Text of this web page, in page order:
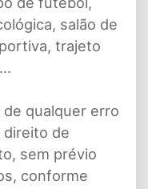
salão de
trajeto
qualquer erro
direito de
sem prévio
conforme